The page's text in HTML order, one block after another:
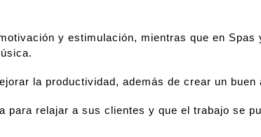
y estimulación, mientras que en
la productividad, además de crear un buen
relajar a sus clientes y que el trabajo se